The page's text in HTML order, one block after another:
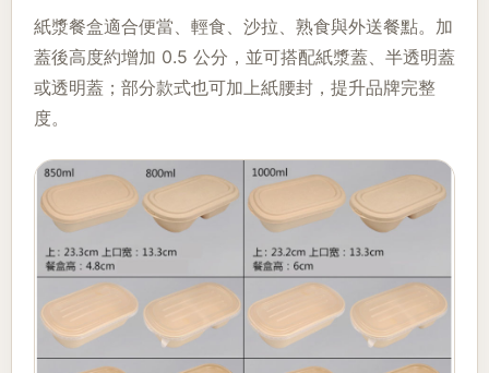
紙漿餐盒適合便當、輕食、沙拉、熟食與外送餐點。加
蓋後高度約增加 0.5 公分，並可搭配紙漿蓋、半透明蓋
或透明蓋；部分款式也可加上紙腰封，提升品牌完整
度。